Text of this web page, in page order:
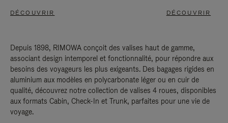
DÉCOUVRIR DÉCOUVRIR
Depuis 1898, RIMOWA conçoit des valises haut de gamme,
associant design intemporel et fonctionnalité, pour répondre aux
besoins des voyageurs les plus exigeants. Des bagages rigides en
aluminium aux modèles en polycarbonate léger ou en cuir de
qualité, découvrez notre collection de valises 4 roues, disponibles
aux formats Cabin, Check-In et Trunk, parfaites pour une vie de
voyage.